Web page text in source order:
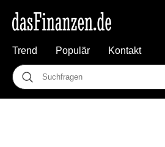
Trend Populär Kontakt